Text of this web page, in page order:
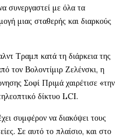
συνεργαστεί με όλα τα
μιας σταθερής και διαρκούς
Τραμπ κατά τη διάρκεια της
τον Βολοντίμιρ Ζελένσκι, η
Σοφί Πριμά χαιρέτισε «την
δίκτυο LCI.
συμφέρον να διακόψει τους
Σε αυτό το πλαίσιο, και στο